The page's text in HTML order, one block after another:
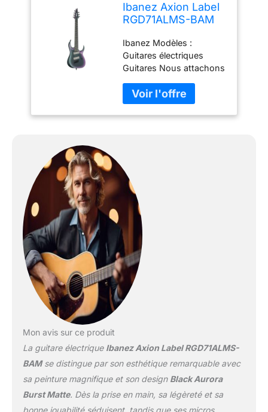
Ibanez Axion Label
RGD71ALMS-BAM
Ibanez Noir
Ibanez Modèles :
Guitares électriques
Guitares Nous attachons
une combinaison
équilibrée de finitions
soignées et de matériaux
priorité absolue et est
notre priorité.
Mon avis sur ce produit
La guitare électrique Ibanez Axion Label RGD71ALMS-
BAMse distingue par son esthétique remarquable avec
sa peinture magnifique et son design Black Aurora
Burst Matte. Dès la prise en main, sa légèreté et sa